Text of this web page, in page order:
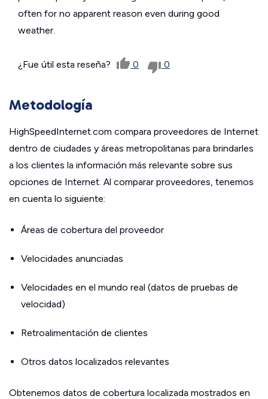
often for no apparent reason even during good
weather.
¿Fue útil esta reseña? 0 0
Metodología
HighSpeedInternet.com compara proveedores de Internet
dentro de ciudades y áreas metropolitanas para brindarles
a los clientes la información más relevante sobre sus
opciones de Internet. Al comparar proveedores, tenemos
en cuenta lo siguiente:
Áreas de cobertura del proveedor
Velocidades anunciadas
Velocidades en el mundo real (datos de pruebas de
velocidad)
Retroalimentación de clientes
Otros datos localizados relevantes
Obtenemos datos de cobertura localizada mostrados en